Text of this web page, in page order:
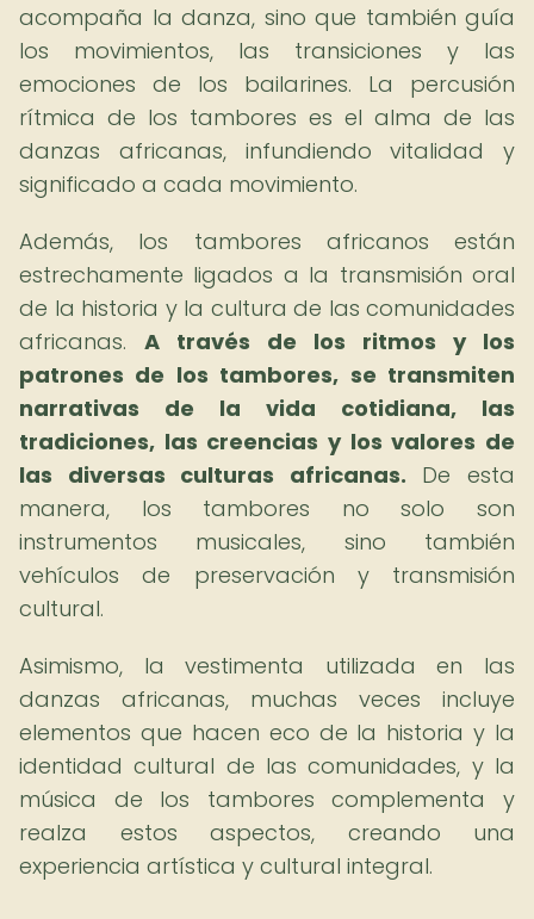
acompaña la danza, sino que también guía
los movimientos, las transiciones y las
emociones de los bailarines. La percusión
rítmica de los tambores es el alma de las
danzas africanas, infundiendo vitalidad y
significado a cada movimiento.
Además, los tambores africanos están
estrechamente ligados a la transmisión oral
de la historia y la cultura de las comunidades
africanas. A través de los ritmos y los
patrones de los tambores, se transmiten
narrativas de la vida cotidiana, las
tradiciones, las creencias y los valores de
las diversas culturas africanas. De esta
manera, los tambores no solo son
instrumentos musicales, sino también
vehículos de preservación y transmisión
cultural.
Asimismo, la vestimenta utilizada en las
danzas africanas, muchas veces incluye
elementos que hacen eco de la historia y la
identidad cultural de las comunidades, y la
música de los tambores complementa y
realza estos aspectos, creando una
experiencia artística y cultural integral.